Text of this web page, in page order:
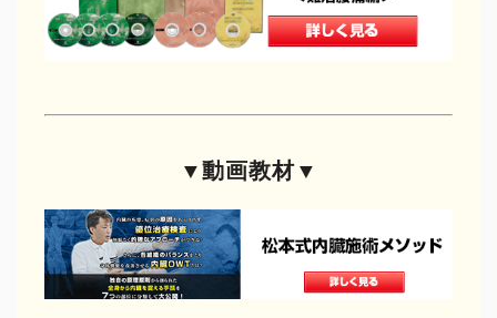
▼動画教材▼
治療院物販
DVDショップ